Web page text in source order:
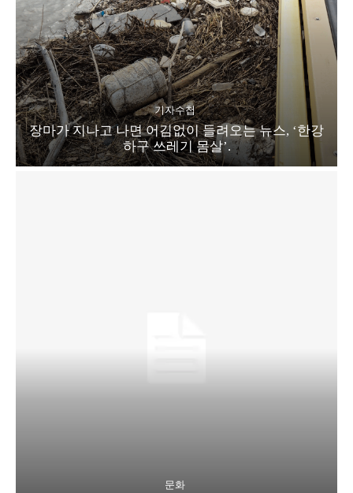
기자수첩
장마가 지나고 나면 어김없이 들려오는 뉴스, ‘한강
하구 쓰레기 몸살’.
문화